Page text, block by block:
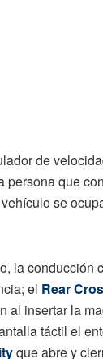
de
persona que
se
la conducción
el Rear
al insertar la
táctil el
que abre y